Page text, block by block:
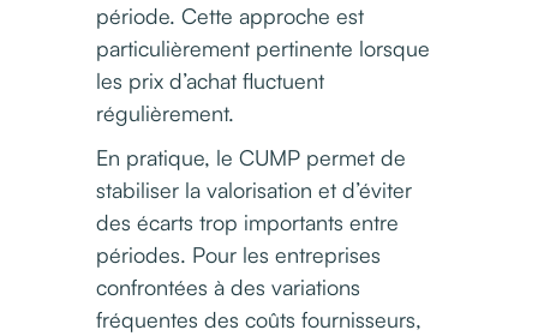
période. Cette approche est
particulièrement pertinente lorsque
les prix d’achat fluctuent
régulièrement.
En pratique, le CUMP permet de
stabiliser la valorisation et d’éviter
des écarts trop importants entre
périodes. Pour les entreprises
confrontées à des variations
fréquentes des coûts fournisseurs,